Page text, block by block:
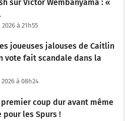
sur Victor Wembanyama : «
à 21h55
joueuses jalouses de Caitlin
vote fait scandale dans la
à 08h24
premier coup dur avant même
pour les Spurs !